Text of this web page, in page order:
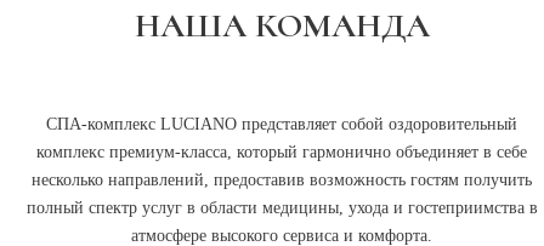
НАША КОМАНДА
СПА-комплекс LUCIANO представляет собой оздоровительный
комплекс премиум-класса, который гармонично объединяет в себе
несколько направлений, предоставив возможность гостям получить
полный спектр услуг в области медицины, ухода и гостеприимства в
атмосфере высокого сервиса и комфорта.